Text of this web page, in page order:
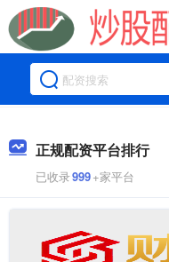
正规配资平台排行
已收录999+家平台